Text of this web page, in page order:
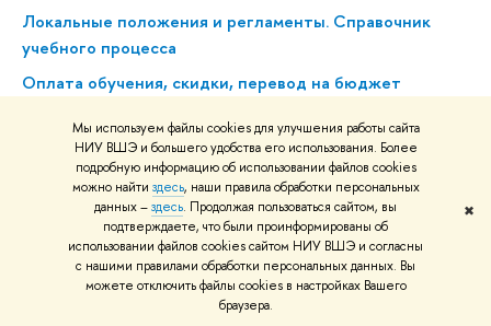
Мы используем файлы cookies для улучшения работы сайта
НИУ ВШЭ и большего удобства его использования. Более
подробную информацию об использовании файлов cookies
можно найти здесь, наши правила обработки персональных
данных –здесь. Продолжая пользоваться сайтом, вы
подтверждаете, что были проинформированы об
использовании файлов cookies сайтом НИУ ВШЭ и согласны
с нашими правилами обработки персональных данных. Вы
можете отключить файлы cookies в настройках Вашего
браузера.
✖
Локальные положения и регламенты. Справочник
учебного процесса
Оплата обучения, скидки, перевод на бюджет
Подать документы
Приемная комиссия
Для иностранных абитуриентов
Скачать буклет